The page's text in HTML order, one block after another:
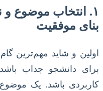
۱. انتخاب موضوع
بنای موفقیت
اولین و شاید مهم‌ترین
برای دانشجو جذاب
کاربردی باشد. یک